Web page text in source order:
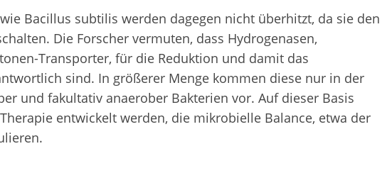
Bacillus subtilis werden dagegen nicht überhitzt, da sie den
Die Forscher vermuten, dass Hydrogenasen,
Transporter, für die Reduktion und damit das
sind. In größerer Menge kommen diese nur in der
und fakultativ anaerober Bakterien vor. Auf dieser Basis
entwickelt werden, die mikrobielle Balance, etwa der